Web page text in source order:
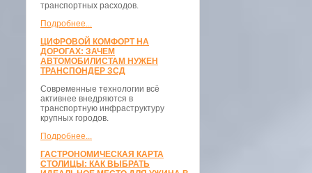
транспортных расходов.
Подробнее...
ЦИФРОВОЙ КОМФОРТ НА
ДОРОГАХ: ЗАЧЕМ
АВТОМОБИЛИСТАМ НУЖЕН
ТРАНСПОНДЕР ЗСД
Современные технологии всё
активнее внедряются в
транспортную инфраструктуру
крупных городов.
Подробнее...
ГАСТРОНОМИЧЕСКАЯ КАРТА
СТОЛИЦЫ: КАК ВЫБРАТЬ